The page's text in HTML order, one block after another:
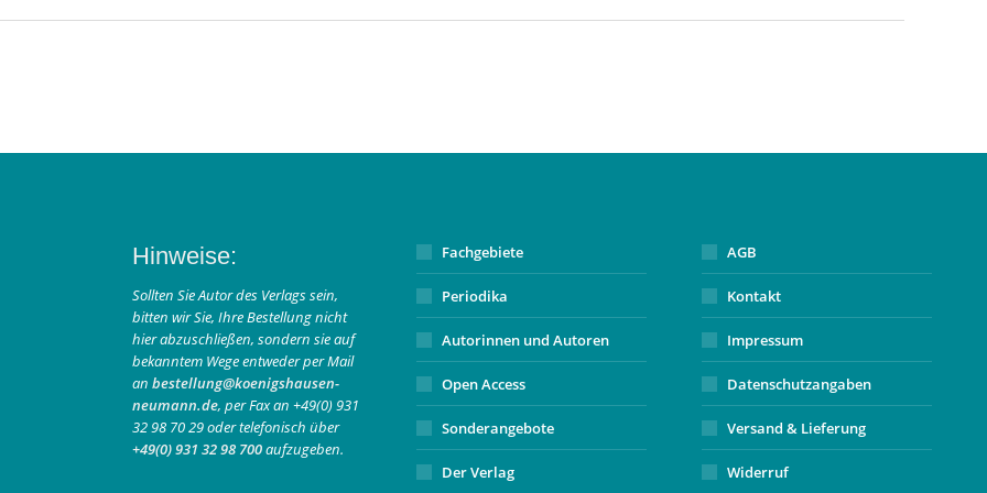
Hinweise:
Sollten Sie Autor des Verlags sein,
bitten wir Sie, Ihre Bestellung nicht
hier abzuschließen, sondern sie auf
bekanntem Wege entweder per Mail
an bestellung@koenigshausen-
neumann.de, per Fax an +49(0) 931
32 98 70 29 oder telefonisch über
+49(0) 931 32 98 700aufzugeben.
Fachgebiete
Periodika
Autorinnen und Autoren
Open Access
Sonderangebote
Der Verlag
AGB
Kontakt
Impressum
Datenschutzangaben
Versand & Lieferung
Widerruf